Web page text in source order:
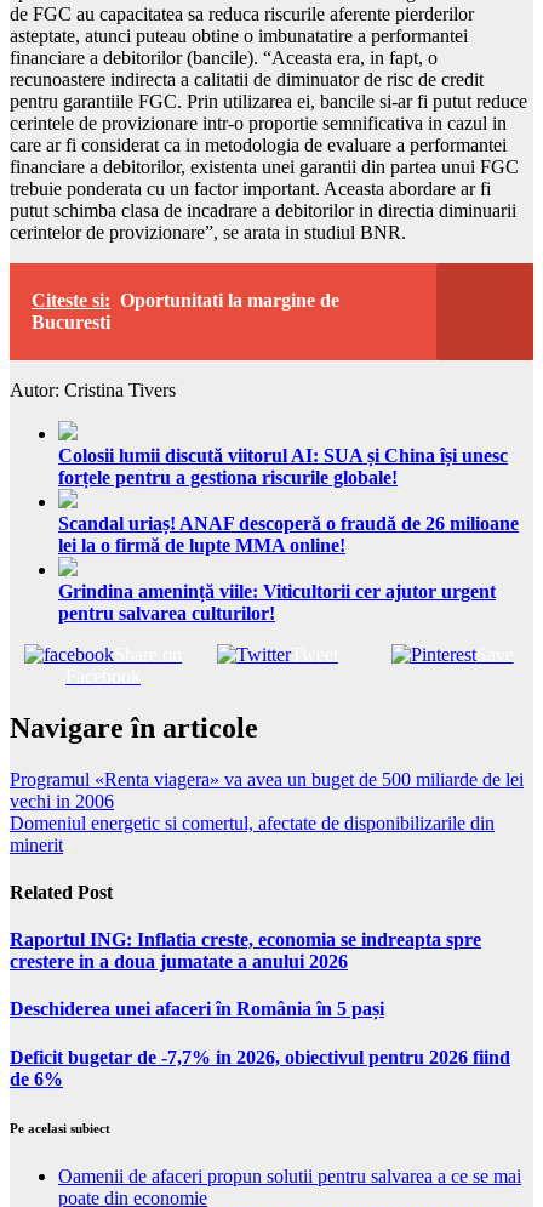
de FGC au capacitatea sa reduca riscurile aferente pierderilor
asteptate, atunci puteau obtine o imbunatatire a performantei
financiare a debitorilor (bancile). “Aceasta era, in fapt, o
recunoastere indirecta a calitatii de diminuator de risc de credit
pentru garantiile FGC. Prin utilizarea ei, bancile si-ar fi putut reduce
cerintele de provizionare intr-o proportie semnificativa in cazul in
care ar fi considerat ca in metodologia de evaluare a performantei
financiare a debitorilor, existenta unei garantii din partea unui FGC
trebuie ponderata cu un factor important. Aceasta abordare ar fi
putut schimba clasa de incadrare a debitorilor in directia diminuarii
cerintelor de provizionare”, se arata in studiul BNR.
Citeste si: Oportunitati la margine de
Bucuresti
Autor: Cristina Tivers
Colosii lumii discută viitorul AI: SUA și China își unesc
forțele pentru a gestiona riscurile globale!
Scandal uriaș! ANAF descoperă o fraudă de 26 milioane
lei la o firmă de lupte MMA online!
Grindina amenință viile: Viticultorii cer ajutor urgent
pentru salvarea culturilor!
Tweet Save
Navigare în articole
Programul «Renta viagera» va avea un buget de 500 miliarde de lei
vechi in 2006
Domeniul energetic si comertul, afectate de disponibilizarile din
minerit
Related Post
Raportul ING: Inflatia creste, economia se indreapta spre
crestere in a doua jumatate a anului 2026
Deschiderea unei afaceri în România în 5 pași
Deficit bugetar de -7,7% in 2026, obiectivul pentru 2026 fiind
de 6%
Pe acelasi subiect
Oamenii de afaceri propun solutii pentru salvarea a ce se mai
poate din economie